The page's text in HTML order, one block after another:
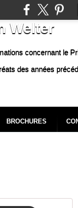
Welter
concernant le
des années
BROCHURES